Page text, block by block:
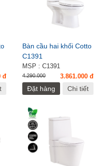
đ
Bàn cầu hai khối Cotto
C1391
MSP : C1391
4.290.000 3.861.000 đ
Đặt hàng Chi tiết